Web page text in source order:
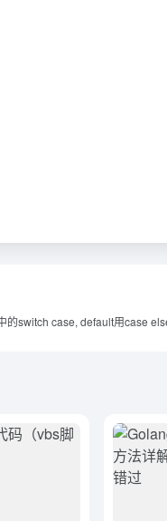
的switch case, default用case